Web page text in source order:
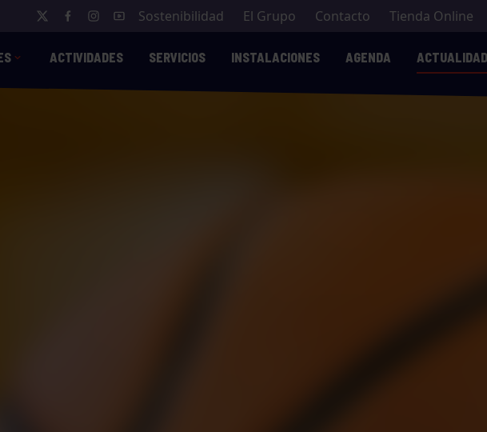
Sostenibilidad El Grupo Contacto Tienda Online
ACTIVIDADES SERVICIOS INSTALACIONES AGENDA ACTUALIDAD